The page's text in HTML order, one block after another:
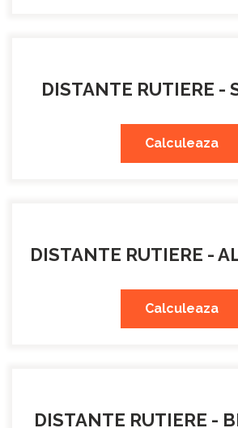
DISTANTE RUTIERE -
Calculeaza
DISTANTE RUTIERE -
Calculeaza
DISTANTE RUTIERE -